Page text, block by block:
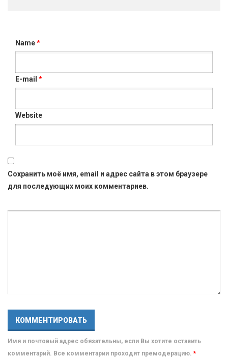
Name*
E-mail *
Website
Сохранить моё имя, email и адрес сайта в этом браузере
для последующих моих комментариев.
Имя и почтовый адрес обязательны, если Вы хотите оставить
комментарий. Все комментарии проходят премодерацию. *